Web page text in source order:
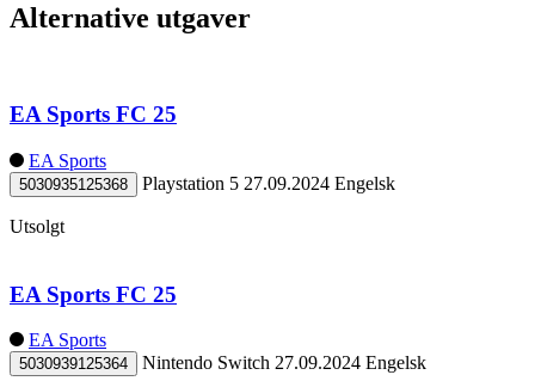
Alternative utgaver
EA Sports FC 25
EA Sports
5030935125368 Playstation 5 27.09.2024 Engelsk
Utsolgt
EA Sports FC 25
EA Sports
5030939125364 Nintendo Switch 27.09.2024 Engelsk